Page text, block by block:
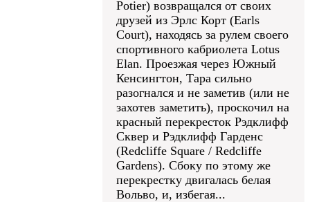
Potier) возвращался от своих
друзей из Эрлс Корт (Earls
Court), находясь за рулем своего
спортивного кабриолета Lotus
Elan. Проезжая через Южный
Кенсингтон, Тара сильно
разогнался и не заметив (или не
захотев заметить), проскочил на
красный перекресток Рэдклифф
Сквер и Рэдклифф Гарденс
(Redcliffe Square / Redcliffe
Gardens). Сбоку по этому же
перекрестку двигалась белая
Вольво, и, избегая...